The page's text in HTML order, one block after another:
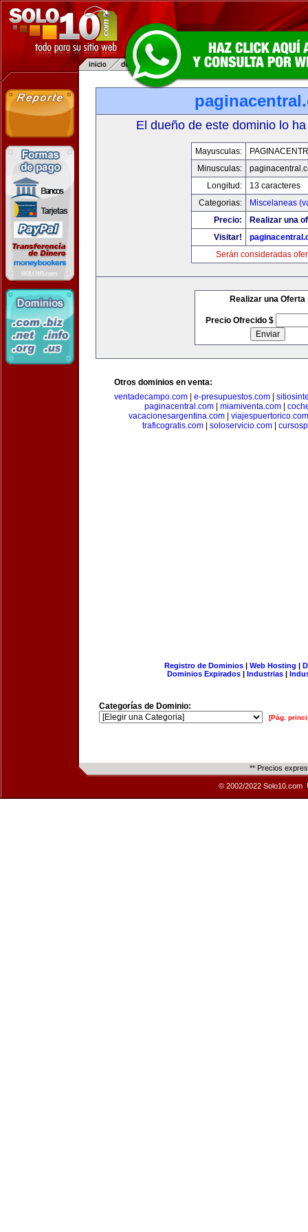
El dueño de este dominio lo
Mayusculas:
Minusculas:
Longitud:
13 caracteres
Categorias:
Miscelaneas
Precio:
Realizar una
Visitar!
Serán consideradas
Realizar una Oferta
Precio Ofrecido $
Otros dominios en venta:
ventadecampo.com
e-presupuestos.com
paginacentral.com| miamiventa.com|
vacacionesargentina.com
viajespuertorico.com
traficogratis.com| soloservicio.com|
Registro de Dominios| Web Hosting |
Dominios Expirados | Industrias |
Categorías de Dominio:
[Pág.
** Precios
© 2002/2022 Solo10.com